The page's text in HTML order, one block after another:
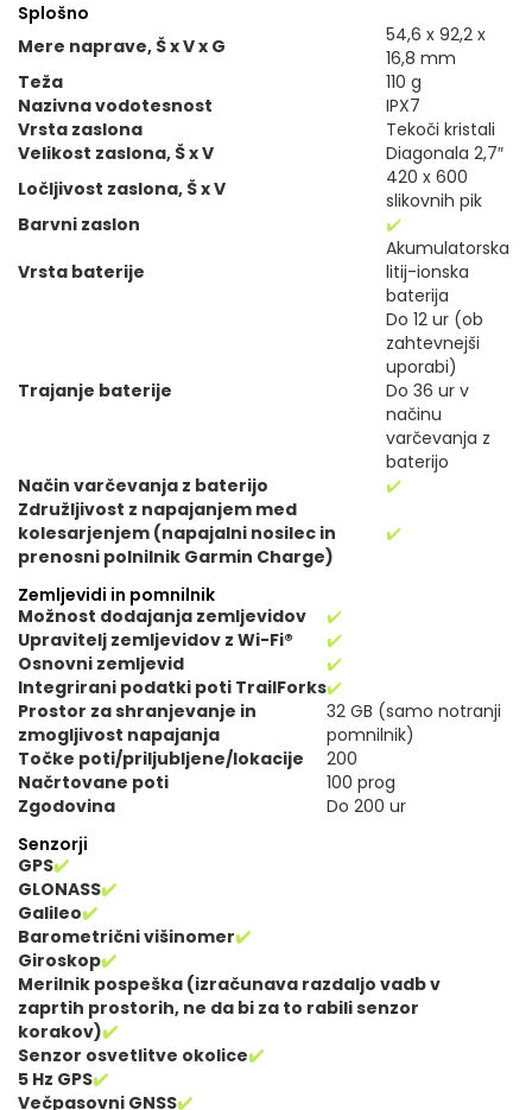
Splošno
Mere naprave, Š x V x G
54,6 x 92,2 x
16,8 mm
Teža
110 g
Nazivna vodotesnost
IPX7
Vrsta zaslona
Tekoči kristali
Velikost zaslona, Š x V
Diagonala 2,7″
Ločljivost zaslona, Š x V
420 x 600
slikovnih pik
Barvni zaslon
✔️
Vrsta baterije
Akumulatorska
litij-ionska
baterija
Trajanje baterije
Do 12 ur (ob
zahtevnejši
uporabi)
Do 36 ur v
načinu
varčevanja z
baterijo
Način varčevanja z baterijo
✔️
Združljivost z napajanjem med
kolesarjenjem (napajalni nosilec in
prenosni polnilnik Garmin Charge)
✔️
Zemljevidi in pomnilnik
Možnost dodajanja zemljevidov
✔️
Upravitelj zemljevidov z Wi-Fi®
✔️
Osnovni zemljevid
✔️
Integrirani podatki poti TrailForks✔️
Prostor za shranjevanje in
zmogljivost napajanja
32 GB (samo notranji
pomnilnik)
Točke poti/priljubljene/lokacije
200
Načrtovane poti
100 prog
Zgodovina
Do 200 ur
Senzorji
GPS✔️
GLONASS✔️
Galileo✔️
Barometrični višinomer✔️
Giroskop✔️
Merilnik pospeška (izračunava razdaljo vadb v
zaprtih prostorih, ne da bi za to rabili senzor
korakov)✔️
Senzor osvetlitve okolice✔️
5 Hz GPS✔️
Večpasovni GNSS✔️